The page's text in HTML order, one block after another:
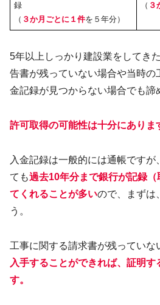
録
（ ３か月ごとに１件を５年分）
（ ３
5年以上しっかり建設業をしてき
告書が残っていない場合や当時の
金記録が見つからない場合でも諦
許可取得の可能性は十分にありま
入金記録は一般的には通帳です
ても過去10年分まで銀行が記録
てくれることが多いので、まずは
う。
工事に関する請求書が残っていな
入手することができれば、証明す
す。